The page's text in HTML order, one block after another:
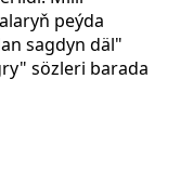
peýda
sagdyn däl"
sözleri barada